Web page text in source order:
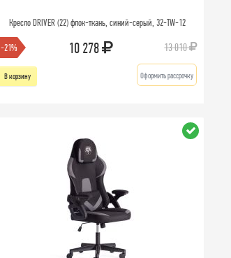
Кресло DRIVER (22) флок-ткань, синий-серый, 32-TW-12
-21% 10 278 13 010
В корзину Оформить рассрочку